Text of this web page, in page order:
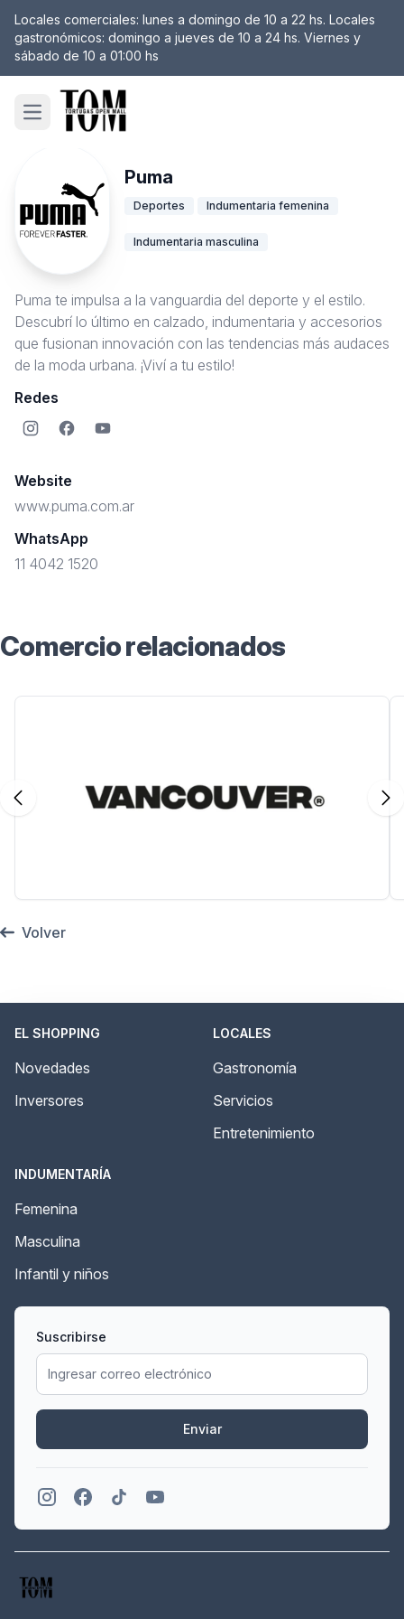
Locales comerciales: lunes a domingo de 10 a 22 hs. Locales
gastronómicos: domingo a jueves de 10 a 24 hs. Viernes y
sábado de 10 a 01:00 hs
Open main menu
Puma
Deportes Indumentaria femenina
Indumentaria masculina
Puma te impulsa a la vanguardia del deporte y el estilo.
Descubrí lo último en calzado, indumentaria y accesorios
que fusionan innovación con las tendencias más audaces
de la moda urbana. ¡Viví a tu estilo!
Redes
Website
www.puma.com.ar
WhatsApp
11 4042 1520
Comercio relacionados
Volver
EL SHOPPING
Novedades
Inversores
LOCALES
Gastronomía
Servicios
Entretenimiento
INDUMENTARÍA
Femenina
Masculina
Infantil y niños
Suscribirse
Enviar